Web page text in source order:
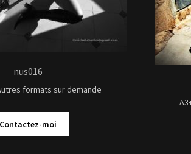
nus016
formats sur demande
Contactez-moi